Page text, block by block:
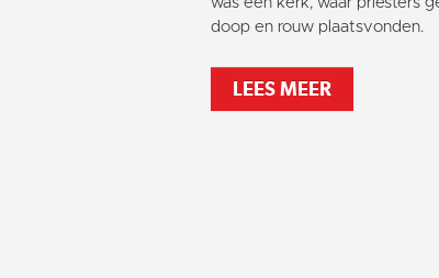
doop en rouw plaatsvonden.
LEES MEER